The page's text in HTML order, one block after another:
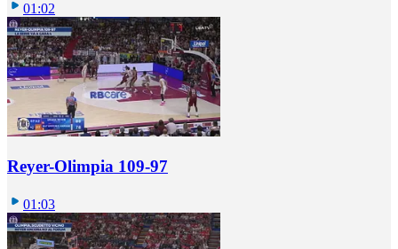
01:02
Reyer-Olimpia 109-97
01:03